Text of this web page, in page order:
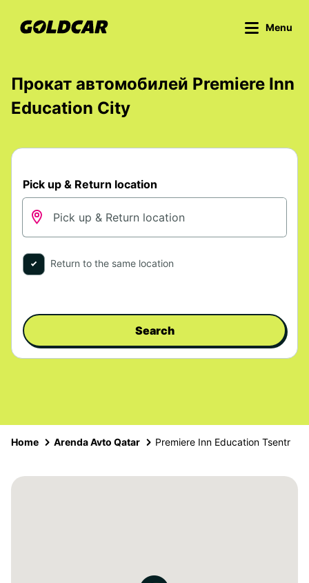
Menu
Прокат автомобилей Premiere Inn
Education City
Pick up & Return location
Return to the same location
Search
Home Arenda Avto Qatar Premiere Inn Education Tsentr